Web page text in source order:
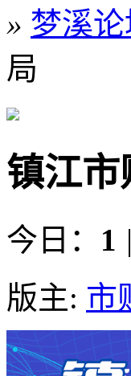
» 梦溪论
局
镇江市
今日： 1 |
版主: 市